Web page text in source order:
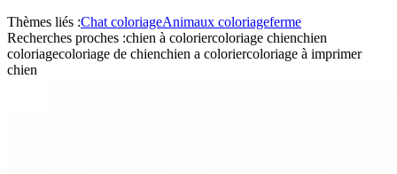
Thèmes liés :Chat coloriageAnimaux coloriageferme
Recherches proches :chien à coloriercoloriage chienchien
coloriagecoloriage de chienchien a coloriercoloriage à imprimer
chien